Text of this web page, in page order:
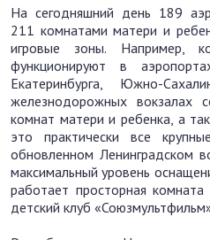
На сегодняшний день 189
211 комнатами матери и
игровые зоны. Например,
функционируют в
Екатеринбурга, Южно-
железнодорожных вокзалах
комнат матери и ребенка, а
это практически все
обновленном Ленинградском
максимальный уровень
работает просторная
детский клуб